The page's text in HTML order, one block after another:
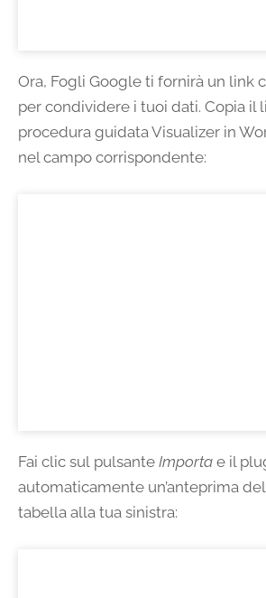
Ora, Fogli Google ti fornirà un link
per condividere i tuoi dati. Copia il
procedura guidata Visualizer in
nel campo corrispondente:
Fai clic sul pulsante Importa e il
automaticamente un’anteprima
tabella alla tua sinistra: